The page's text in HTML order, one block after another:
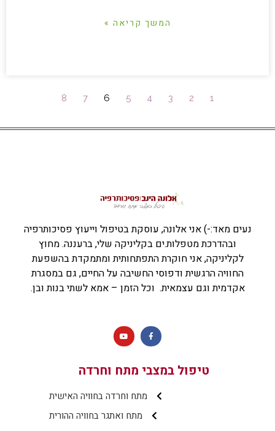
המשך קריאה »
1
2
3
4
5
6
7
8
נעים מאד:-) אני אלונה, עוסקת בטיפול וייעוץ פסיכותרפיה
ובהדרכת מטפלות.ים בקליניקה שלי, ברעננה. מחוץ
לקליניקה, אני חוקרת התפתחותית ומתמקדת בהשפעת
החוויה הרגשית ודפוסי החשיבה על החיים, גם במסגרת
אקדמית וגם עצמאית. וכל הזמן – אמא לשתי בנות ובן.
טיפול במצבי מתח וחרדה
מתח וחרדה בחוויה האישית
מתח ואתגר בחוויה ההורית